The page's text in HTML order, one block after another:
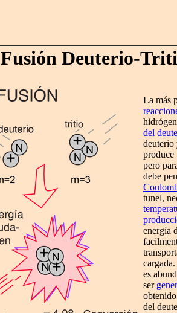
Fusión Deuterio-
La más
del
deuterio
produce
pero
debe
tunel,
energía
es
ser
del